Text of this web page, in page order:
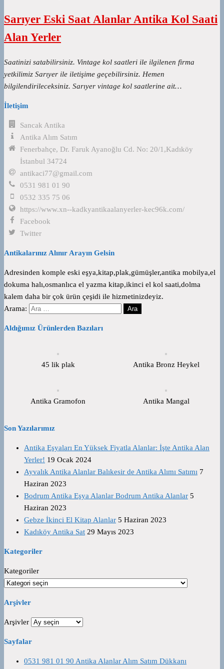
Sarıyer Eski Saat Alanlar Antika Kol Saati
Alan Yerler
Saatinizi satabilirsiniz. Vintage kol saatleri ile ilgilenen firma
yetkilimiz Sarıyer ile iletişime geçebilirsiniz. Hemen
bilgilendirileceksiniz. Sarıyer vintage kol saatlerine ait…
İletişim
Sancak Antika
Antika Alım Satım
Fenerbahçe, Dr. Faruk Ayanoğlu Cd. No: 20/1,Kadıköy
İstanbul 34724
antikaci77@gmail.com
0531 981 01 90
0532 335 75 06
https://www.xn--kadkyantikaalanyerler-kec96k.com/
Facebook
Twitter
Antikalarınız Alınır Arayın Gelsin
Adresinden komple eski eşya,kitap,plak,gümüşler,antika mobilya,el
dokuma halı,osmanlıca el yazma kitap,ikinci el kol saati,dolma
kalem daha bir çok ürün çeşidi ile hizmetinizdeyiz.
Arama:
Aldığımız Ürünlerden Bazıları
45 lik plak Antika Bronz Heykel
Antika Gramofon Antika Mangal
Son Yazılarımız
Antika Eşyaları En Yüksek Fiyatla Alanlar: İşte Antika Alan
Yerler! 19 Ocak 2024
Ayvalık Antika Alanlar Balıkesir de Antika Alımı Satımı 7
Haziran 2023
Bodrum Antika Eşya Alanlar Bodrum Antika Alanlar 5
Haziran 2023
Gebze İkinci El Kitap Alanlar 5 Haziran 2023
Kadıköy Antika Sat 29 Mayıs 2023
Kategoriler
Kategoriler
Arşivler
Arşivler
Sayfalar
0531 981 01 90 Antika Alanlar Alım Satım Dükkanı